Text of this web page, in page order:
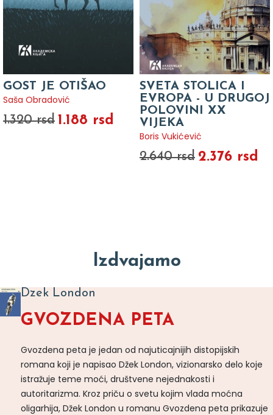
GOST JE OTIŠAO
Saša Obradović
1.320 rsd 1.188 rsd
SVETA STOLICA I
EVROPA - U DRUGOJ
POLOVINI XX
VIJEKA
Boris Vukićević
2.640 rsd 2.376 rsd
Izdvajamo
Dzek London
GVOZDENA PETA
Gvozdena peta je jedan od najuticajnijih distopijskih
romana koji je napisao Džek London, vizionarsko delo koje
istražuje teme moći, društvene nejednakosti i
autoritarizma. Kroz priču o svetu kojim vlada moćna
oligarhija, Džek London u romanu Gvozdena peta prikazuje